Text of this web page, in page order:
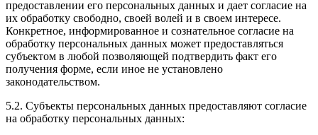
предоставлении его персональных данных и дает согласие на
их обработку свободно, своей волей и в своем интересе.
Конкретное, информированное и сознательное согласие на
обработку персональных данных может предоставляться
субъектом в любой позволяющей подтвердить факт его
получения форме, если иное не установлено
законодательством.
5.2. Субъекты персональных данных предоставляют согласие
на обработку персональных данных: